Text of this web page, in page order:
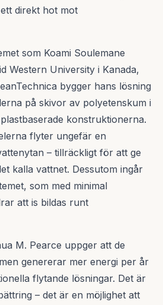
direkt hot mot
som Koami Soulemane
Western University i Kanada,
bygger hans lösning
på skivor av polyetenskum i
konstruktionerna.
flyter ungefär en
– tillräckligt för att ge
kalla vattnet. Dessutom ingår
som med minimal
att is bildas runt
M. Pearce uppger att de
genererar mer energi per år
flytande lösningar. Det är
– det är en möjlighet att